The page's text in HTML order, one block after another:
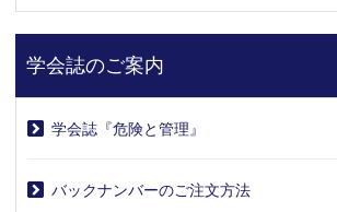
学会誌のご案内
学会誌『危険と管理』
バックナンバーのご注文方法